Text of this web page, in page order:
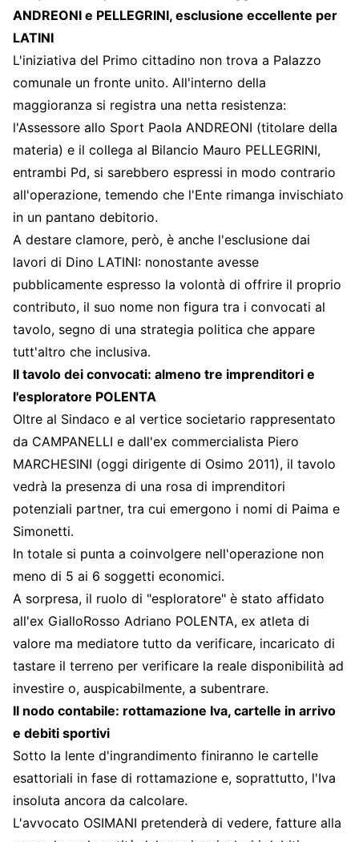
ANDREONI e PELLEGRINI, esclusione eccellente per
LATINI
L'iniziativa del Primo cittadino non trova a Palazzo
comunale un fronte unito. All'interno della
maggioranza si registra una netta resistenza:
l'Assessore allo Sport Paola ANDREONI (titolare della
materia) e il collega al Bilancio Mauro PELLEGRINI,
entrambi Pd, si sarebbero espressi in modo contrario
all'operazione, temendo che l'Ente rimanga invischiato
in un pantano debitorio.
A destare clamore, però, è anche l'esclusione dai
lavori di Dino LATINI: nonostante avesse
pubblicamente espresso la volontà di offrire il proprio
contributo, il suo nome non figura tra i convocati al
tavolo, segno di una strategia politica che appare
tutt'altro che inclusiva.
Il tavolo dei convocati: almeno tre imprenditori e
l'esploratore POLENTA
Oltre al Sindaco e al vertice societario rappresentato
da CAMPANELLI e dall'ex commercialista Piero
MARCHESINI (oggi dirigente di Osimo 2011), il tavolo
vedrà la presenza di una rosa di imprenditori
potenziali partner, tra cui emergono i nomi di Paima e
Simonetti.
In totale si punta a coinvolgere nell'operazione non
meno di 5 ai 6 soggetti economici.
A sorpresa, il ruolo di "esploratore" è stato affidato
all'ex GialloRosso Adriano POLENTA, ex atleta di
valore ma mediatore tutto da verificare, incaricato di
tastare il terreno per verificare la reale disponibilità ad
investire o, auspicabilmente, a subentrare.
Il nodo contabile: rottamazione Iva, cartelle in arrivo
e debiti sportivi
Sotto la lente d'ingrandimento finiranno le cartelle
esattoriali in fase di rottamazione e, soprattutto, l'Iva
insoluta ancora da calcolare.
L'avvocato OSIMANI pretenderà di vedere, fatture alla